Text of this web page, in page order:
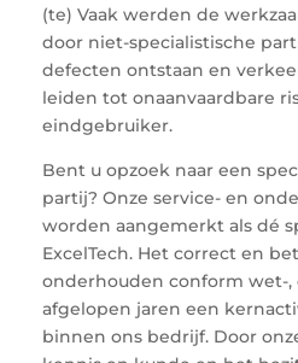
(te) Vaak werden de
door niet-specialistische
defecten ontstaan en
leiden tot onaanvaardbare
eindgebruiker.
Bent u opzoek naar een
partij? Onze service- en
worden aangemerkt als dé
ExcelTech. Het correct en
onderhouden conform wet-
afgelopen jaren een
binnen ons bedrijf. Door